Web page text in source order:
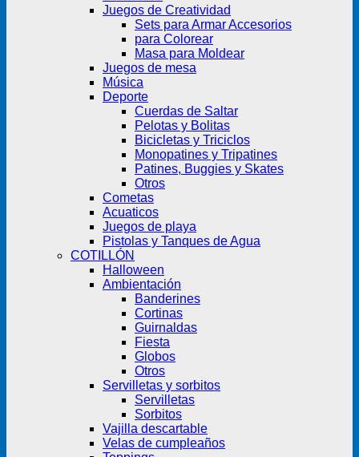
Juegos de Creatividad
Sets para Armar Accesorios
para Colorear
Masa para Moldear
Juegos de mesa
Música
Deporte
Cuerdas de Saltar
Pelotas y Bolitas
Bicicletas y Triciclos
Monopatines y Tripatines
Patines, Buggies y Skates
Otros
Cometas
Acuaticos
Juegos de playa
Pistolas y Tanques de Agua
COTILLÓN
Halloween
Ambientación
Banderines
Cortinas
Guirnaldas
Fiesta
Globos
Otros
Servilletas y sorbitos
Servilletas
Sorbitos
Vajilla descartable
Velas de cumpleaños